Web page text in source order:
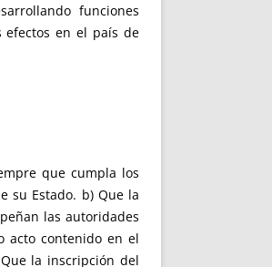
funciones
efectos en el país de
que cumpla los
su Estado. b) Que la
las autoridades
acto contenido en el
la inscripción del